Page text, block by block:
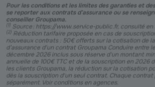
Pour les conditions et les limites des garanties et
se reporter aux contrats d’assurance ou se
conseiller Groupama.
(1) Source : https://www.service-public.fr, consulté en
(2) Réduction tarifaire proposée en cas de
nouveaux contrats : 50€ offerts sur la cotisation de
d’assurance d'un contrat Groupama Conduire entre
décembre 2026 inclus sous réserve d'un montant
annuelle de 100€ TTC et de la souscription en 2026
les clients Groupama, la réduction sur la cotisation
dès la souscription d'un seul contrat. Chaque
séparément. Voir conditions en agences.